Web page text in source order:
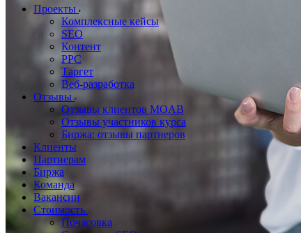
Проекты
Комплексные кейсы
SEO
Контент
PPC
Таргет
Веб-разработка
Отзывы
Отзывы клиентов MOAB
Отзывы участников курса
Биржа: отзывы партнеров
Клиенты
Партнерам
Биржа
Команда
Вакансии
Стоимость
Почасовка